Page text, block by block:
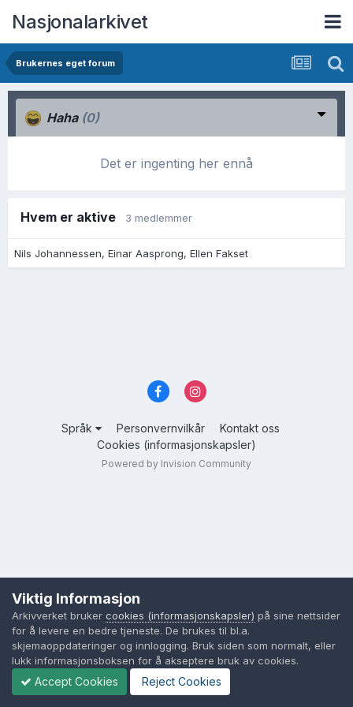
Nasjonalarkivet
Brukernes eget forum
Haha (0)
Det er ingenting her ennå
Hvem er aktive 3 medlemmer
Nils Johannessen Einar Aasprong Ellen Fakset
Språk Personvernvilkår
Kontakt oss
Cookies (informasjonskapsler)
Powered by Invision Community
Viktig Informasjon
Arkivverket bruker cookies (informasjonskapsler) på sine nettsider
for å levere en bedre tjeneste. De brukes til bl.a.
skjemaoppdateringer og innlogging. Bruk siden som normalt, eller
lukk informasjonsboksen for å akseptere bruk av cookies.
Accept Cookies Reject Cookies